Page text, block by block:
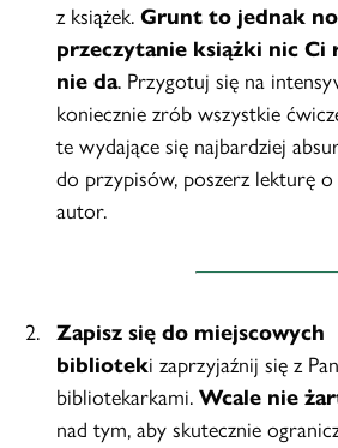
z książek. Grunt to jednak
przeczytanie książki nic Ci
nie da. Przygotuj się na
koniecznie zrób wszystkie
te wydające się najbardziej
do przypisów, poszerz lekturę
autor.
Zapisz się do miejscowych
biblioteki zaprzyjaźnij się z
bibliotekarkami. Wcale nie
nad tym, aby skutecznie